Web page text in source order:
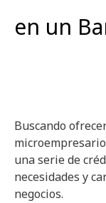
en un
Buscando
una serie de
necesidades y
negocios.